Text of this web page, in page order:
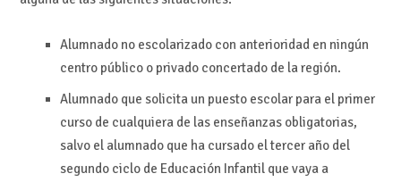
Alumnado no escolarizado con anterioridad en ningún
centro público o privado concertado de la región.
Alumnado que solicita un puesto escolar para el primer
curso de cualquiera de las enseñanzas obligatorias,
salvo el alumnado que ha cursado el tercer año del
segundo ciclo de Educación Infantil que vaya a